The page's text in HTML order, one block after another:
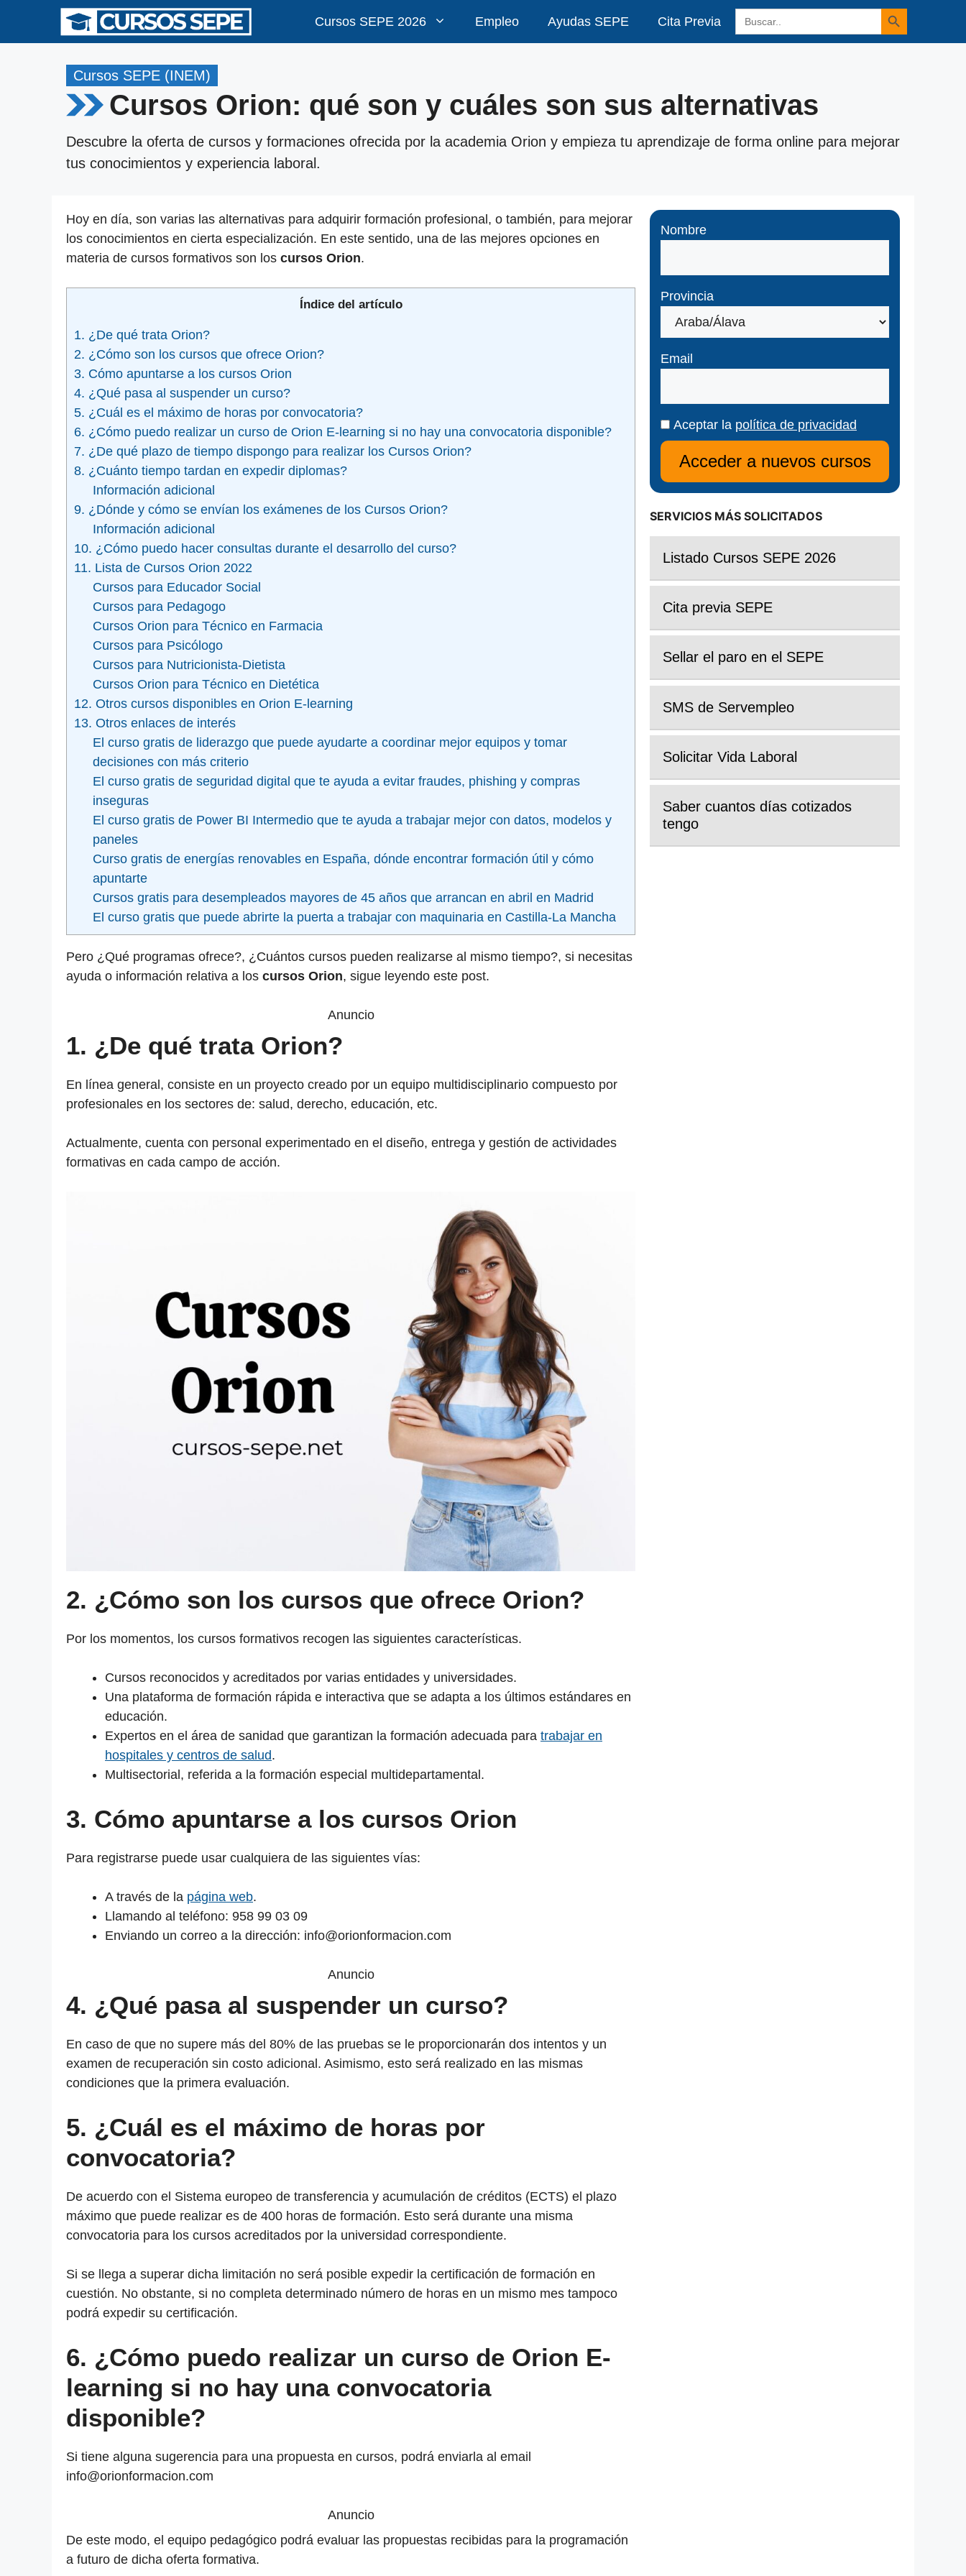
contenido
Cursos SEPE 2026 Empleo Ayudas SEPE Cita Previa Buscar: Botón de búsqueda
Cursos SEPE (INEM)
Cursos Orion: qué son y cuáles son sus alternativas
Descubre la oferta de cursos y formaciones ofrecida por la academia Orion y empieza tu aprendizaje de forma online para mejorar
tus conocimientos y experiencia laboral.
Hoy en día, son varias las alternativas para adquirir formación profesional, o también, para mejorar
los conocimientos en cierta especialización. En este sentido, una de las mejores opciones en
materia de cursos formativos son los cursos Orion.
Índice del artículo
1. ¿De qué trata Orion?
2. ¿Cómo son los cursos que ofrece Orion?
3. Cómo apuntarse a los cursos Orion
4. ¿Qué pasa al suspender un curso?
5. ¿Cuál es el máximo de horas por convocatoria?
6. ¿Cómo puedo realizar un curso de Orion E-learning si no hay una convocatoria disponible?
7. ¿De qué plazo de tiempo dispongo para realizar los Cursos Orion?
8. ¿Cuánto tiempo tardan en expedir diplomas?
Información adicional
9. ¿Dónde y cómo se envían los exámenes de los Cursos Orion?
Información adicional
10. ¿Cómo puedo hacer consultas durante el desarrollo del curso?
11. Lista de Cursos Orion 2022
Cursos para Educador Social
Cursos para Pedagogo
Cursos Orion para Técnico en Farmacia
Cursos para Psicólogo
Cursos para Nutricionista-Dietista
Cursos Orion para Técnico en Dietética
12. Otros cursos disponibles en Orion E-learning
13. Otros enlaces de interés
El curso gratis de liderazgo que puede ayudarte a coordinar mejor equipos y tomar
decisiones con más criterio
El curso gratis de seguridad digital que te ayuda a evitar fraudes, phishing y compras
inseguras
El curso gratis de Power BI Intermedio que te ayuda a trabajar mejor con datos, modelos y
paneles
Curso gratis de energías renovables en España, dónde encontrar formación útil y cómo
apuntarte
Cursos gratis para desempleados mayores de 45 años que arrancan en abril en Madrid
El curso gratis que puede abrirte la puerta a trabajar con maquinaria en Castilla-La Mancha
Pero ¿Qué programas ofrece?, ¿Cuántos cursos pueden realizarse al mismo tiempo?, si necesitas
ayuda o información relativa a los cursos Orion, sigue leyendo este post.
Anuncio
1. ¿De qué trata Orion?
En línea general, consiste en un proyecto creado por un equipo multidisciplinario compuesto por
profesionales en los sectores de: salud, derecho, educación, etc.
Actualmente, cuenta con personal experimentado en el diseño, entrega y gestión de actividades
formativas en cada campo de acción.
2. ¿Cómo son los cursos que ofrece Orion?
Por los momentos, los cursos formativos recogen las siguientes características.
Cursos reconocidos y acreditados por varias entidades y universidades.
Una plataforma de formación rápida e interactiva que se adapta a los últimos estándares en
educación.
Expertos en el área de sanidad que garantizan la formación adecuada para trabajar en
hospitales y centros de salud.
Multisectorial, referida a la formación especial multidepartamental.
3. Cómo apuntarse a los cursos Orion
Para registrarse puede usar cualquiera de las siguientes vías:
A través de la página web.
Llamando al teléfono: 958 99 03 09
Enviando un correo a la dirección: info@orionformacion.com
Anuncio
4. ¿Qué pasa al suspender un curso?
En caso de que no supere más del 80% de las pruebas se le proporcionarán dos intentos y un
examen de recuperación sin costo adicional. Asimismo, esto será realizado en las mismas
condiciones que la primera evaluación.
5. ¿Cuál es el máximo de horas por
convocatoria?
De acuerdo con el Sistema europeo de transferencia y acumulación de créditos (ECTS) el plazo
máximo que puede realizar es de 400 horas de formación. Esto será durante una misma
convocatoria para los cursos acreditados por la universidad correspondiente.
Si se llega a superar dicha limitación no será posible expedir la certificación de formación en
cuestión. No obstante, si no completa determinado número de horas en un mismo mes tampoco
podrá expedir su certificación.
6. ¿Cómo puedo realizar un curso de Orion E-
learning si no hay una convocatoria
disponible?
Si tiene alguna sugerencia para una propuesta en cursos, podrá enviarla al email
info@orionformacion.com
Anuncio
De este modo, el equipo pedagógico podrá evaluar las propuestas recibidas para la programación
a futuro de dicha oferta formativa.
Nombre
Provincia
Email
Aceptar la política de privacidad
SERVICIOS MÁS SOLICITADOS
Listado Cursos SEPE 2026
Cita previa SEPE
Sellar el paro en el SEPE
SMS de Servempleo
Solicitar Vida Laboral
Saber cuantos días cotizados
tengo